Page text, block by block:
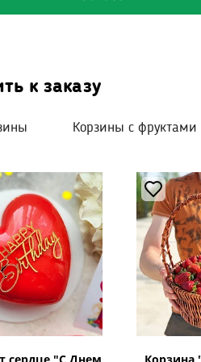
попадания листьев в
к заказу
Корзины с фруктами